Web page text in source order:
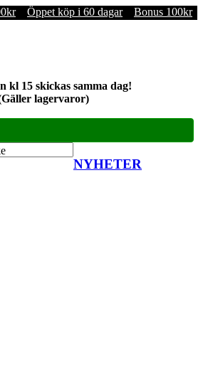
Öppet köp i 60 dagar Bonus 100kr
kl 15 skickas samma dag!
lagervaror)
NYHETER